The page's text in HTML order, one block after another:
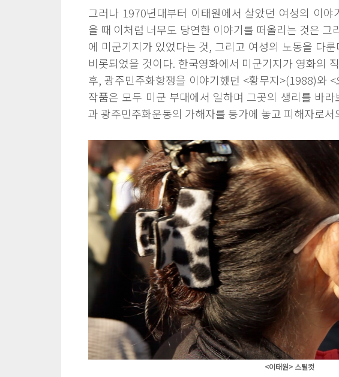
그러나 1970년대부터 이태원에서 살았던 여성의 이
을 때 이처럼 너무도 당연한 이야기를 떠올리는 것은 그
에 미군기지가 있었다는 것, 그리고 여성의 노동을 다
비롯되었을 것이다. 한국영화에서 미군기지가 영화의
후, 광주민주화항쟁을 이야기했던 <황무지>(1988)와
작품은 모두 미군 부대에서 일하며 그곳의 생리를 바
과 광주민주화운동의 가해자를 등가에 놓고 피해자로서
<이태원> 스틸컷